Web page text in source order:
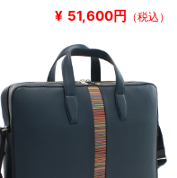
¥ 51,600円 （税込）